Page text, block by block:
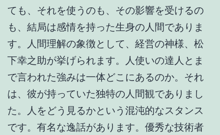
ても、それを使うのも、その影響を受けるの
も、結局は感情を持った生身の人間でありま
す。人間理解の象徴として、経営の神様、松
下幸之助が挙げられます。人使いの達人とま
で言われた強みは一体どこにあるのか。それ
は、彼が持っていた独特の人間観でありまし
た。人をどう見るかという混沌的なスタンス
です。有名な逸話があります。優秀な技術者